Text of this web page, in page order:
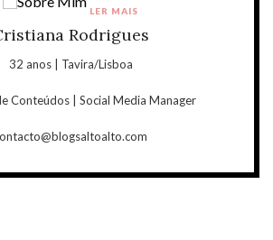
Rodrigues
32 anos | Tavira/Lisboa
Conteúdos | Social Media Manager
LER MAIS